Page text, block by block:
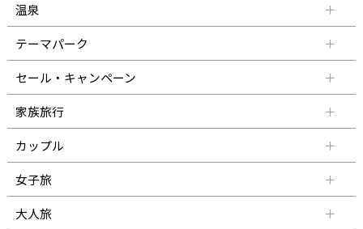
温泉
テーマパーク
セール・キャンペーン
家族旅行
カップル
女子旅
大人旅